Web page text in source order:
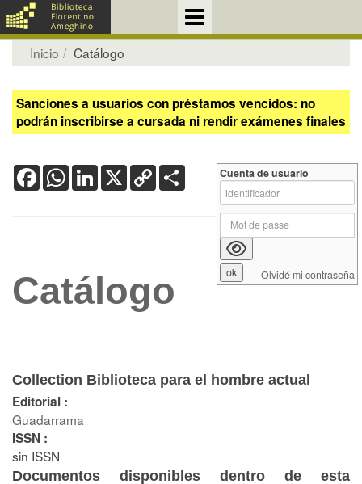
Inicio Catálogo
Sanciones a usuarios con préstamos vencidos: no
podrán inscribirse a cursada ni rendir exámenes finales
FacebookWhatsApp
LinkedIn
X Copy
Link
Catálogo
Collection Biblioteca para el hombre actual
Editorial :
Guadarrama
ISSN :
sin ISSN
Documentos disponibles dentro de esta
Cuenta de usuario
Olvidé mi contraseña